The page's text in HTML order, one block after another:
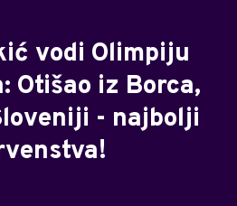
vodi Olimpiju
Otišao iz Borca,
- najbolji